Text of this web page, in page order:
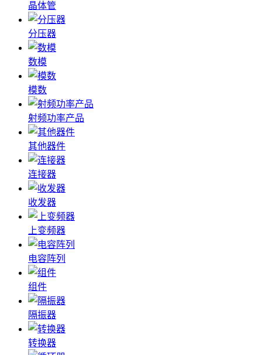
晶体管
分压器
数模
模数
射频功率产品
其他器件
连接器
收发器
上变频器
电容阵列
组件
隔振器
转换器